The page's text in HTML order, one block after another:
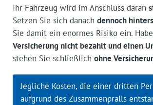
Ihr Fahrzeug wird im Anschluss daran
Setzen Sie sich danach dennoch
Sie damit ein enormes Risiko ein.
Versicherung nicht bezahlt und einen
stehen Sie schließlich ohne
Jegliche Kosten, die einer dritten
aufgrund des Zusammenpralls